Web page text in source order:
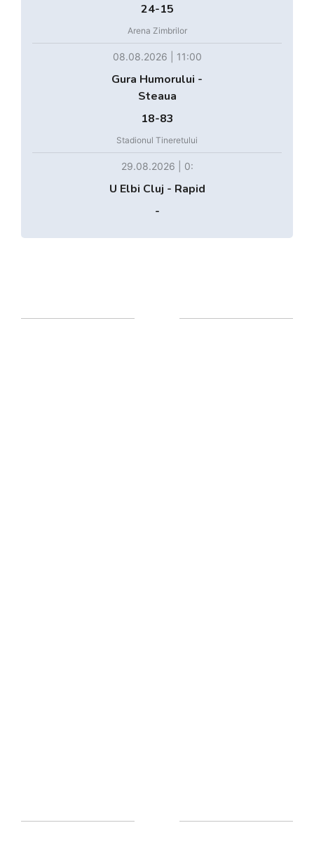
24-15
Arena Zimbrilor
08.08.2026 | 11:00
Gura Humorului -
Steaua
18-83
Stadionul Tineretului
29.08.2026 | 0:
U Elbi Cluj - Rapid
-